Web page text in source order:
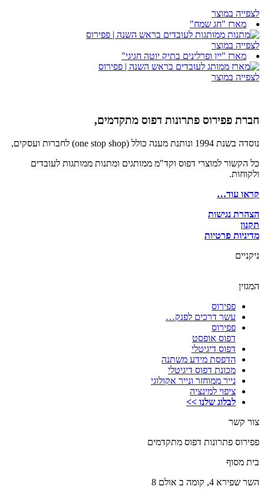
לצפייה במוצר
מארז "חג שמח"
לצפייה במוצר
מארז "יין ופרלינים בתיק יוטה חגיגי"
לצפייה במוצר
חברת פפירוס פתרונות דפוס מתקדמים,
נוסדה בשנת 1994 ונותנת מענה כולל (one stop shop) לחברות ועסקים,
כל הקשור למוצרי דפוס וקד"מ ממותגים ומתנות ממותגות לעובדים
ולקוחות.
קראו עוד…
הצהרת נגישות
תקנון
מדיניות פרטיות
ניקניים
המגזין
פפירוס
עשר דרכים לפנק…
פפירוס
דפוס אופסט
דפוס דיגיטלי
הדפסת מידע משתנה
מכונת דפוס דיגיטלי
נייר ממוחזר ונייר אקולוגי
ציפוי למינציה
לבלוג שלנו >>
צור קשר
פפירוס פתרונות דפוס מתקדמים
בית מסוף
השר שפירא 4, קומה ב אולם 8